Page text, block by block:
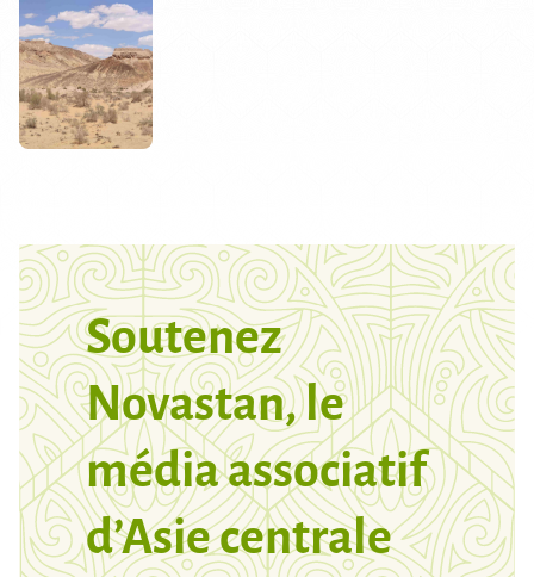
Soutenez
Novastan, le
média associatif
d’Asie centrale